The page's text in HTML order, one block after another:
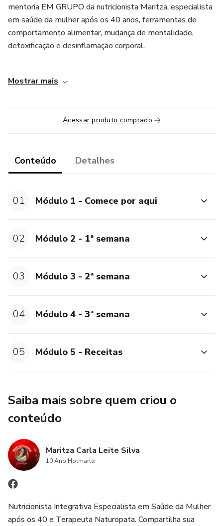
mentoria EM GRUPO da nutricionista Maritza, especialista
em saúde da mulher após os 40 anos, ferramentas de
comportamento alimentar, mudança de mentalidade,
detoxificação e desinflamação corporal.
emagrecimento, diminuir ansiedade por alimentos
destravar o metabolismo e a queima de gordura corporal
através de uma desinflamação e desintoxicação tornando o
ambiente favorável a saúde, energia, disposição, sono e
inteligente no Grupo Emagrecimento 30 dias -
Resgatando sua Vitalidade após 40 anos? Aqui nos
pronta para essa virada de chave na sua vida?
Mostrar mais
Acessar produto comprado
Conteúdo Detalhes
01 Módulo 1 - Comece por aqui
02 Módulo 2 - 1ª semana
03 Módulo 3 - 2ª semana
04 Módulo 4 - 3ª semana
05 Módulo 5 - Receitas
Saiba mais sobre quem criou o
conteúdo
Maritza Carla Leite Silva
10 Ano Hotmarter
Nutricionista Integrativa Especialista em Saúde da Mulher
após os 40 e Terapeuta Naturopata. Compartilha sua